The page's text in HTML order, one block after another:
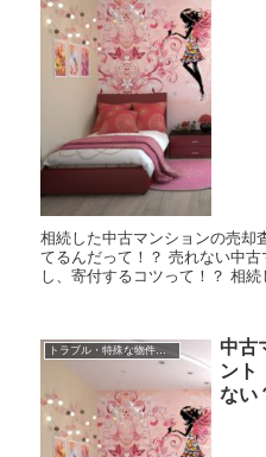
相続した中古マンションの売却
てるんだって！？ 売れない中
し、寄付するコツって！？ 相続
トラブル・特殊な物件の売却
中古
ント
ない